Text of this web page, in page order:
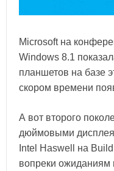
Microsoft на
Windows 8.1
планшетов на базе
скором времени
А вот второго
дюймовыми
Intel Haswell на
вопреки ожиданиям